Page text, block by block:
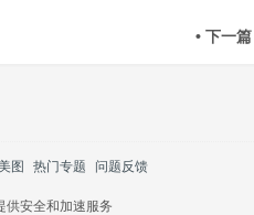
• 下一篇
图 热门专题 问题反馈
供安全和加速服务